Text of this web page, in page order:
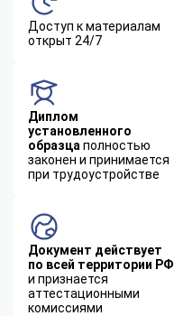
Доступ к материалам
открыт 24/7
Диплом
установленного
образца полностью
законен и принимается
при трудоустройстве
Документ действует
по всей территории РФ
и признается
аттестационными
комиссиями